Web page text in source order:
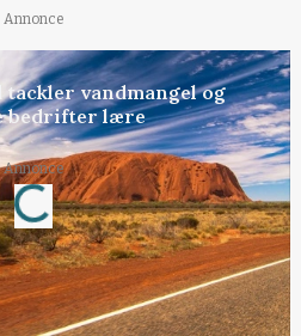
Annonce
tackler vandmangel og
bedrifter lære
Annonce
Loading...